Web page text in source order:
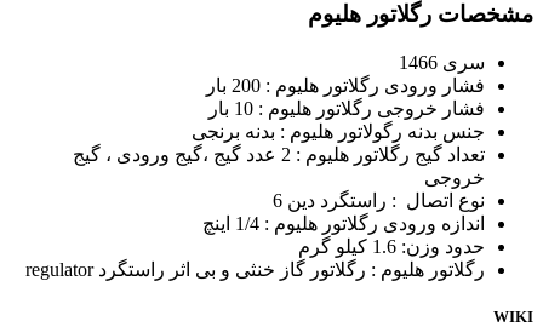
مشخصات رگلاتور هلیوم
سری 1466
فشار ورودی رگلاتور هلیوم : 200 بار
فشار خروجی رگلاتور هلیوم : 10 بار
جنس بدنه رگولاتور هلیوم : بدنه برنجی
تعداد گیج رگلاتور هلیوم : 2 عدد گیج ،گیج ورودی ، گیج
خروجی
نوع اتصال : راستگرد دین 6
اندازه ورودی رگلاتور هلیوم : 1/4 اینچ
حدود وزن: 1.6 کیلو گرم
رگلاتور هلیوم : رگلاتور گاز خنثی و بی اثر راستگرد regulator
WIKI